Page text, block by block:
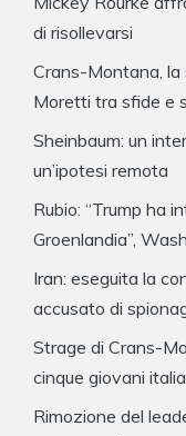
di risollevarsi
Crans-Montana, la
Moretti tra sfide e
Sheinbaum: un
un’ipotesi remota
Rubio: “Trump ha
Groenlandia”,
Iran: eseguita la
accusato di
Strage di Crans-
cinque giovani
Rimozione del